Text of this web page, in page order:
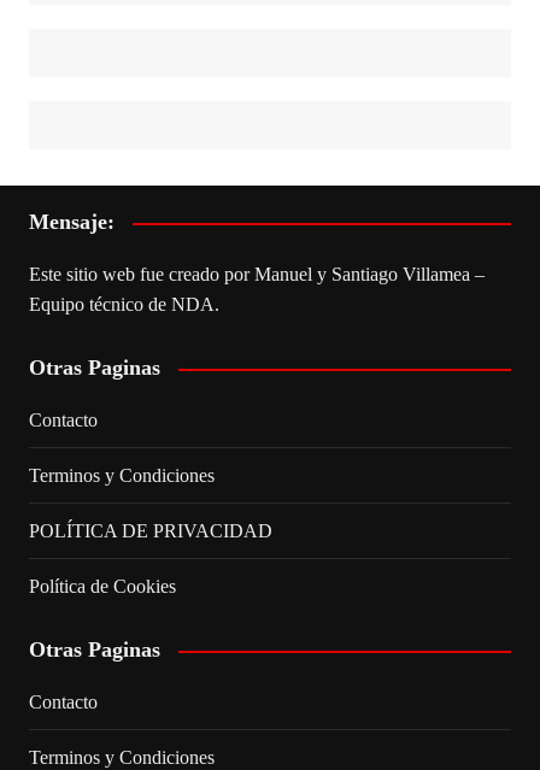
Mensaje:
Este sitio web fue creado por Manuel y Santiago Villamea –
Equipo técnico de NDA.
Otras Paginas
Contacto
Terminos y Condiciones
POLÍTICA DE PRIVACIDAD
Política de Cookies
Otras Paginas
Contacto
Terminos y Condiciones